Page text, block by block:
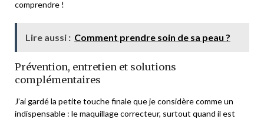
comprendre !
Lire aussi : Comment prendre soin de sa peau ?
Prévention, entretien et solutions
complémentaires
J’ai gardé la petite touche finale que je considère comme un
indispensable : le maquillage correcteur, surtout quand il est